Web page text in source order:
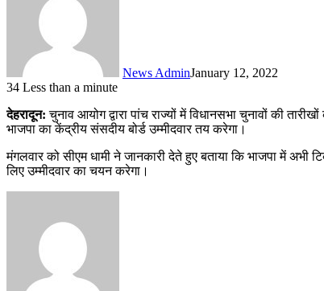
News AdminJanuary 12, 2022
34 Less than a minute
देहरादून: चुनाव आयोग द्वारा पांच राज्यों में विधानसभा चुनावों की
भाजपा का केंद्रीय संसदीय बोर्ड उम्मीदवार तय करेगा।
मंगलवार को सीएम धामी ने जानकारी देते हुए बताया कि भाजपा में
लिए उम्मीदवार का चयन करेगा।